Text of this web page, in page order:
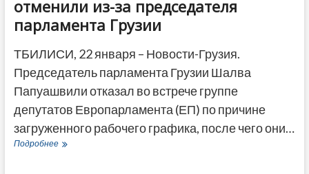
отменили из-за председателя
парламента Грузии
ТБИЛИСИ, 22 января – Новости-Грузия.
Председатель парламента Грузии Шалва
Папуашвили отказал во встрече группе
депутатов Европарламента (ЕП) по причине
загруженного рабочего графика, после чего они…
ПодробнееВизит